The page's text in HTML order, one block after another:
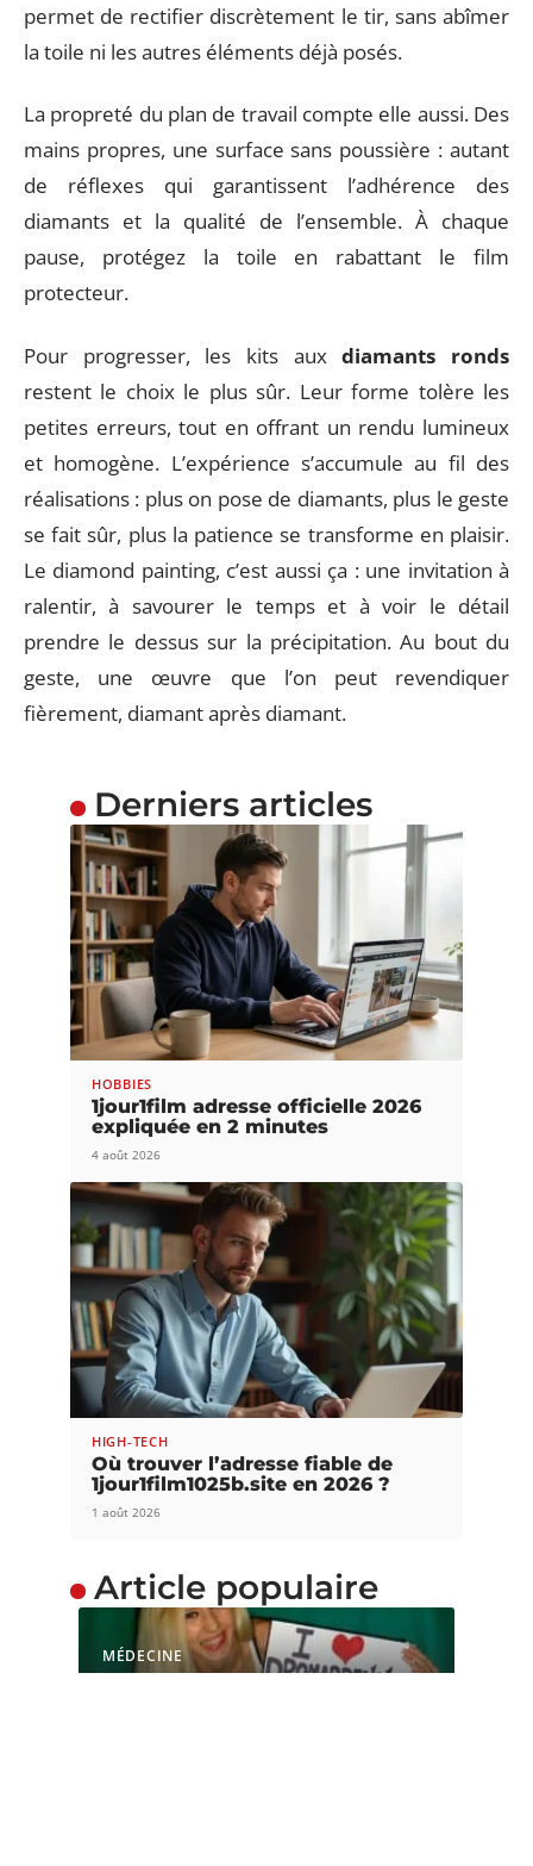
permet de rectifier discrètement le tir, sans abîmer
la toile ni les autres éléments déjà posés.
La propreté du plan de travail compte elle aussi. Des
mains propres, une surface sans poussière : autant
de réflexes qui garantissent l’adhérence des
diamants et la qualité de l’ensemble. À chaque
pause, protégez la toile en rabattant le film
protecteur.
Pour progresser, les kits auxdiamants ronds
restent le choix le plus sûr. Leur forme tolère les
petites erreurs, tout en offrant un rendu lumineux
et homogène. L’expérience s’accumule au fil des
réalisations : plus on pose de diamants, plus le geste
se fait sûr, plus la patience se transforme en plaisir.
Le diamond painting, c’est aussi ça : une invitation à
ralentir, à savourer le temps et à voir le détail
prendre le dessus sur la précipitation. Au bout du
geste, une œuvre que l’on peut revendiquer
fièrement, diamant après diamant.
Derniers articles
HOBBIES
1jour1film adresse officielle 2026
expliquée en 2 minutes
4 août 2026
HIGH-TECH
Où trouver l’adresse fiable de
1jour1film1025b.site en 2026 ?
1 août 2026
Article populaire
MÉDECINE